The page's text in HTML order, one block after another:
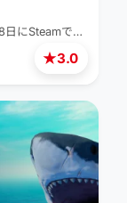
★3.0
日にSteamで…